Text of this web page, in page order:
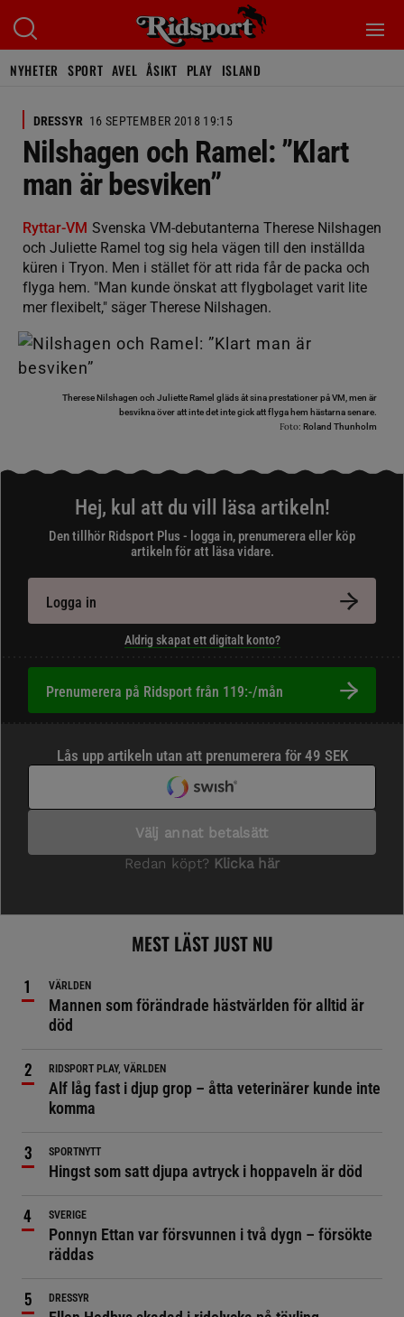
NYHETER SPORT AVEL ÅSIKT PLAY ISLAND
DRESSYR 16 SEPTEMBER 2018 19:15
Nilshagen och Ramel: ”Klart
man är besviken”
Ryttar-VM Svenska VM-debutanterna Therese Nilshagen
och Juliette Ramel tog sig hela vägen till den inställda
küren i Tryon. Men i stället för att rida får de packa och
flyga hem. "Man kunde önskat att flygbolaget varit lite
mer flexibelt," säger Therese Nilshagen.
Therese Nilshagen och Juliette Ramel gläds åt sina prestationer på VM, men är
besvikna över att inte det inte gick att flyga hem hästarna senare.
Foto: Roland Thunholm
Hej, kul att du vill läsa artikeln!
Den tillhör Ridsport Plus - logga in, prenumerera eller köp
artikeln för att läsa vidare.
Logga in
Aldrig skapat ett digitalt konto?
Prenumerera på Ridsport från 119:-/mån
MEST LÄST JUST NU
VÄRLDEN
Mannen som förändrade hästvärlden för alltid är
död
RIDSPORT PLAY, VÄRLDEN
Alf låg fast i djup grop – åtta veterinärer kunde inte
komma
SPORTNYTT
Hingst som satt djupa avtryck i hoppaveln är död
SVERIGE
Ponnyn Ettan var försvunnen i två dygn – försökte
räddas
DRESSYR